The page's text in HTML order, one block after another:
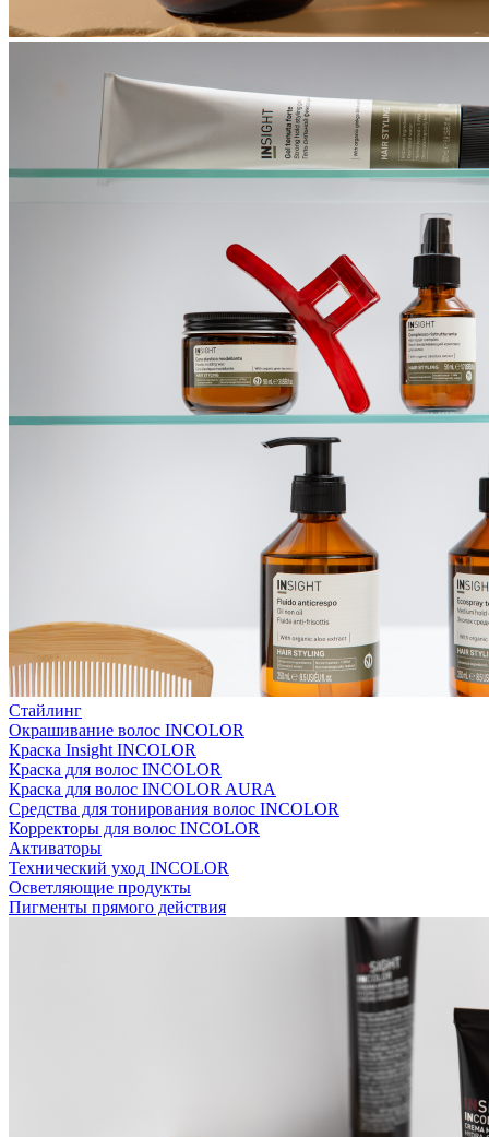
Стайлинг
Окрашивание волос INCOLOR
Краска Insight INCOLOR
Краска для волос INCOLOR
Краска для волос INCOLOR AURA
Средства для тонирования волос INCOLOR
Корректоры для волос INCOLOR
Активаторы
Технический уход INCOLOR
Осветляющие продукты
Пигменты прямого действия